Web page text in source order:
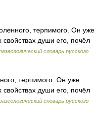
терпимого. Он уже
души его, почёл
словарь русского
терпимого. Он уже
души его, почёл
словарь русского